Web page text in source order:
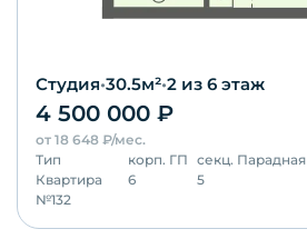
Студия•30.5м²•2 из 6 этаж
4 500 000 ₽
от 18 648 ₽/мес.
Тип
Квартира
корп. ГП
6
секц. Парадная
5
№132